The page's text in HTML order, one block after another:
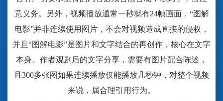
意义务。另外，视频播放通常一秒就有24帧画面，“图解
电影”并非连续使用图片，不会对视频造成直接的侵权，
并且“图解电影”是图片和文字结合的再创作，核心在文字
本身。作者观剧后的文字分享，需要有图片配合陈述，
且300多张图如果连续播放仅能播放几秒钟，对整个视频
来说，属合理引用行为。